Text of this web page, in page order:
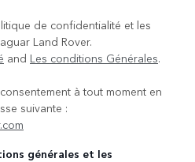
de confidentialité et les
Land Rover.
and Les conditions Générales.
à tout moment en
suivante :
générales et les